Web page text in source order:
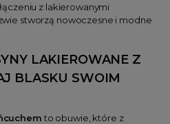
z lakierowanymi
stworzą nowoczesne i modne
LAKIEROWANE Z
BLASKU SWOIM
to obuwie, które z